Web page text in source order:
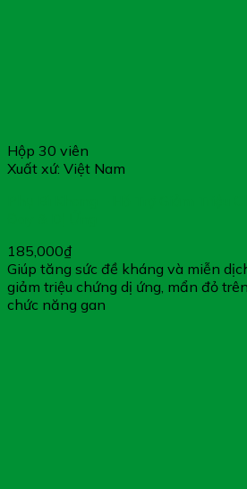
Hộp 30 viên
Xuất xứ: Việt Nam
185,000₫
Giúp tăng sức đề kháng và miễn
giảm triệu chứng dị ứng, mẩn đỏ
chức năng gan